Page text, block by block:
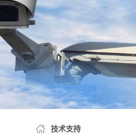
联想
集团
机房
技术支持